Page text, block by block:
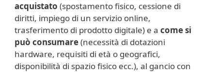
acquistato (spostamento fisico, cessione di
diritti, impiego di un servizio online,
trasferimento di prodotto digitale) e a come si
può consumare(necessità di dotazioni
hardware, requisiti di età o geografici,
disponibilità di spazio fisico ecc.), al gancio con